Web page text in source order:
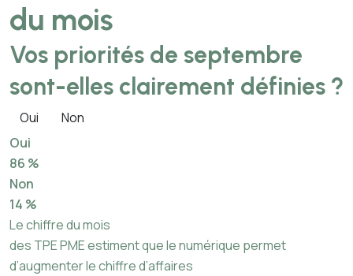
du mois
Vos priorités de septembre
sont-elles clairement définies ?
Oui
Non
Oui
86 %
Non
14 %
Le chiffre du mois
des TPE PME estiment que le numérique permet
d’augmenter le chiffre d’affaires